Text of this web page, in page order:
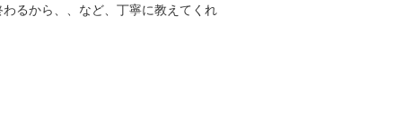
るから、、など、丁寧に教えてくれ